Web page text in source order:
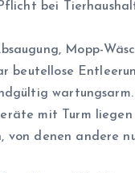
bei
Mopp-
beutellose
wartungsarm.
mit Turm
von denen